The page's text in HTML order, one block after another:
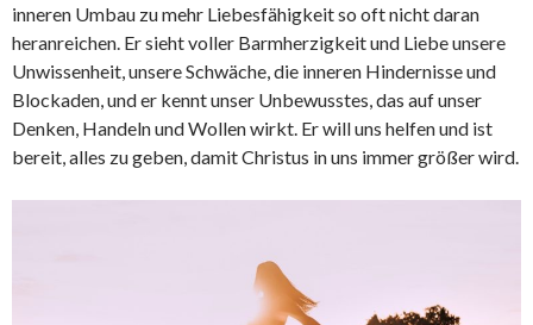
inneren Umbau zu mehr Liebesfähigkeit so oft nicht daran
heranreichen. Er sieht voller Barmherzigkeit und Liebe unsere
Unwissenheit, unsere Schwäche, die inneren Hindernisse und
Blockaden, und er kennt unser Unbewusstes, das auf unser
Denken, Handeln und Wollen wirkt. Er will uns helfen und ist
bereit, alles zu geben, damit Christus in uns immer größer wird.